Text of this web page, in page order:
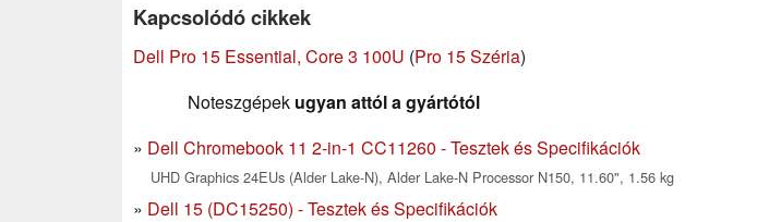
Kapcsolódó cikkek
Dell Pro 15 Essential, Core 3 100U (Pro 15 Széria)
Noteszgépek ugyan attól a gyártótól
Dell Chromebook 11 2-in-1 CC11260 - Tesztek és Specifikációk
UHD Graphics 24EUs (Alder Lake-N), Alder Lake-N Processor N150, 11.60", 1.56 kg
Dell 15 (DC15250) - Tesztek és Specifikációk